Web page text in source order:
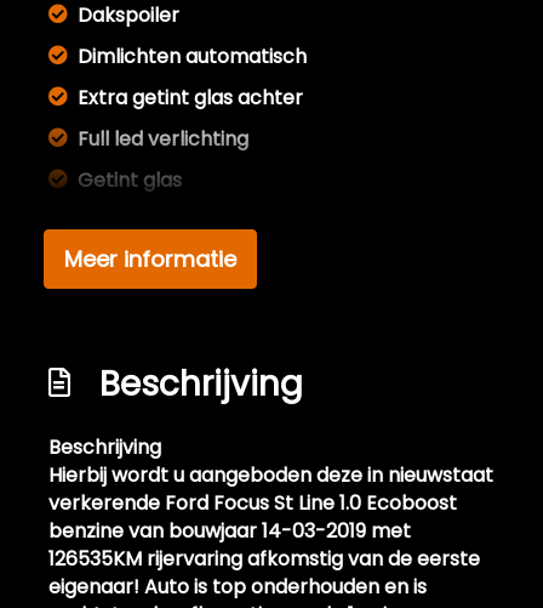
Dakspoiler
Dimlichten automatisch
Extra getint glas achter
Full led verlichting
Getint glas
Keyless entry
Led dagrijverlichting
Lichtmetalen velgen 18"
Metaalkleur
Mistlampen voor adaptief
Park distance control
Meer informatie
Beschrijving
Beschrijving
Hierbij wordt u aangeboden deze in nieuwstaat
verkerende Ford Focus St Line 1.0 Ecoboost
benzine van bouwjaar 14-03-2019 met
126535KM rijervaring afkomstig van de eerste
eigenaar! Auto is top onderhouden en is